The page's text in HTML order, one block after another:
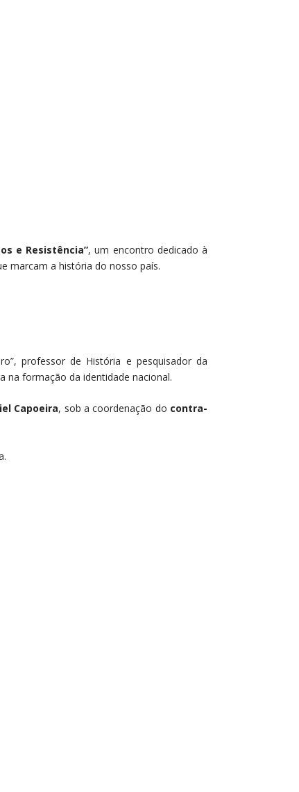
e Resistência”, um encontro dedicado à
marcam a história do nosso país.
professor de História e pesquisador da
na formação da identidade nacional.
Capoeira, sob a coordenação do contra-